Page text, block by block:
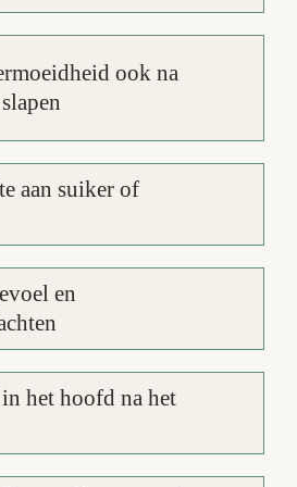
ook na
aan suiker of
gevoel en
in het hoofd na het